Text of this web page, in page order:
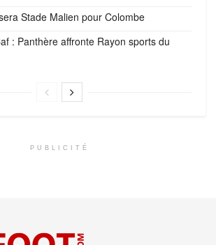
Stade Malien pour Colombe
: Panthère affronte Rayon sports du
PUBLICITÉ